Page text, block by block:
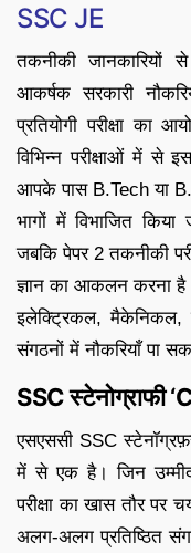
SSC JE
तकनीकी जानकारियों
आकर्षक सरकारी
प्रतियोगी परीक्षा
विभिन्न परीक्षाओं में से
आपके पास B.Tech या
भागों में विभाजित किया
जबकि पेपर 2 तकनीकी
ज्ञान का आकलन करना है।
इलेक्ट्रिकल, मैकेनिकल,
संगठनों में नौकरियाँ पा
SSC स्टेनोग्राफी
एसएससी SSC
में से एक है। जिन
परीक्षा का खास तौर
अलग-अलग प्रतिष्ठित